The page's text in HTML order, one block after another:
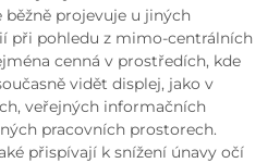
běžně projevuje u jiných
při pohledu z mimo-centrálních
cenná v prostředích, kde
vidět displej, jako v
veřejných informačních
pracovních prostorech.
přispívají k snížení únavy očí